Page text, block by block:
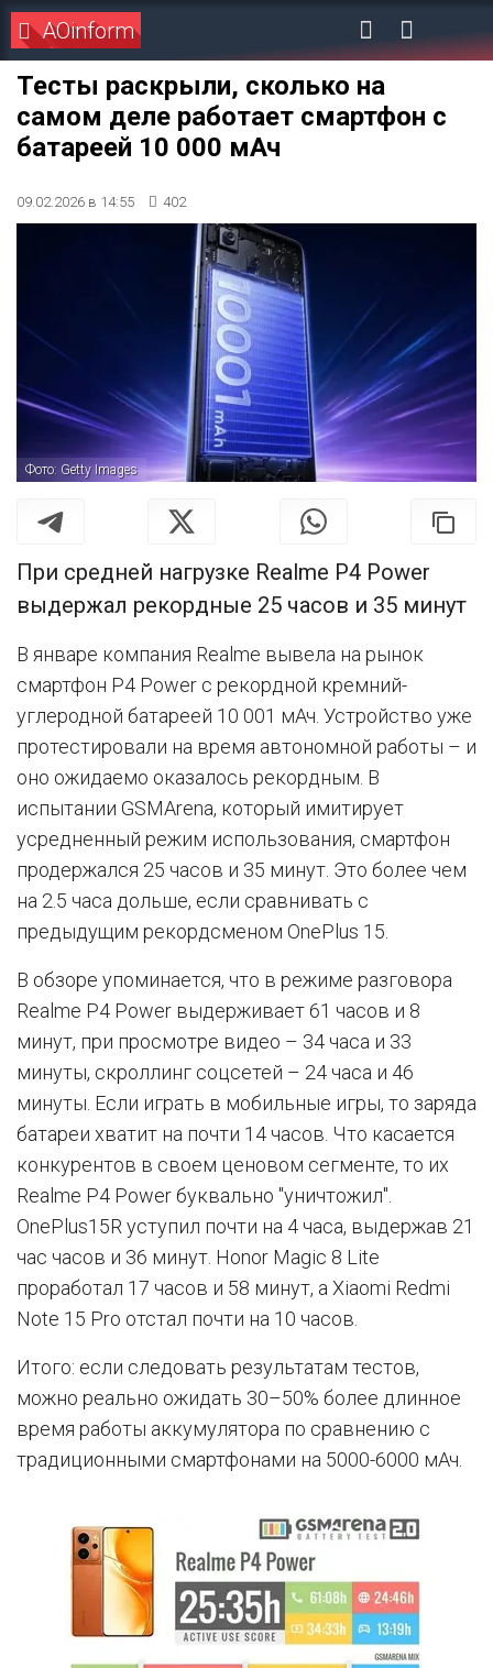
AOinform
Тесты раскрыли, сколько на
самом деле работает смартфон с
батареей 10 000 мАч
09.02.2026 в 14:55 402
Фото: Getty Images
При средней нагрузке Realme P4 Power
выдержал рекордные 25 часов и 35 минут
В январе компания Realme вывела на рынок
смартфон P4 Power c рекордной кремний-
углеродной батареей 10 001 мАч. Устройство уже
протестировали на время автономной работы – и
оно ожидаемо оказалось рекордным. В
испытании GSMArena, который имитирует
усредненный режим использования, смартфон
продержался 25 часов и 35 минут. Это более чем
на 2.5 часа дольше, если сравнивать с
предыдущим рекордсменом OnePlus 15.
В обзоре упоминается, что в режиме разговора
Realme P4 Power выдерживает 61 часов и 8
минут, при просмотре видео – 34 часа и 33
минуты, скроллинг соцсетей – 24 часа и 46
минуты. Если играть в мобильные игры, то заряда
батареи хватит на почти 14 часов. Что касается
конкурентов в своем ценовом сегменте, то их
Realme P4 Power буквально "уничтожил".
OnePlus15R уступил почти на 4 часа, выдержав 21
час часов и 36 минут. Honor Magic 8 Lite
проработал 17 часов и 58 минут, а Xiaomi Redmi
Note 15 Pro отстал почти на 10 часов.
Итого: если следовать результатам тестов,
можно реально ожидать 30–50% более длинное
время работы аккумулятора по сравнению с
традиционными смартфонами на 5000-6000 мАч.